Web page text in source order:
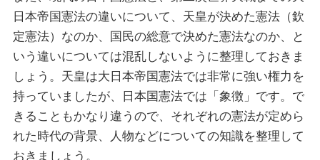
日本帝国憲法の違いについて、天皇が決めた憲法（欽
定憲法）なのか、国民の総意で決めた憲法なのか、と
いう違いについては混乱しないように整理しておきま
しょう。天皇は大日本帝国憲法では非常に強い権力を
持っていましたが、日本国憲法では「象徴」です。で
きることもかなり違うので、それぞれの憲法が定めら
れた時代の背景、人物などについての知識を整理して
おきましょう。